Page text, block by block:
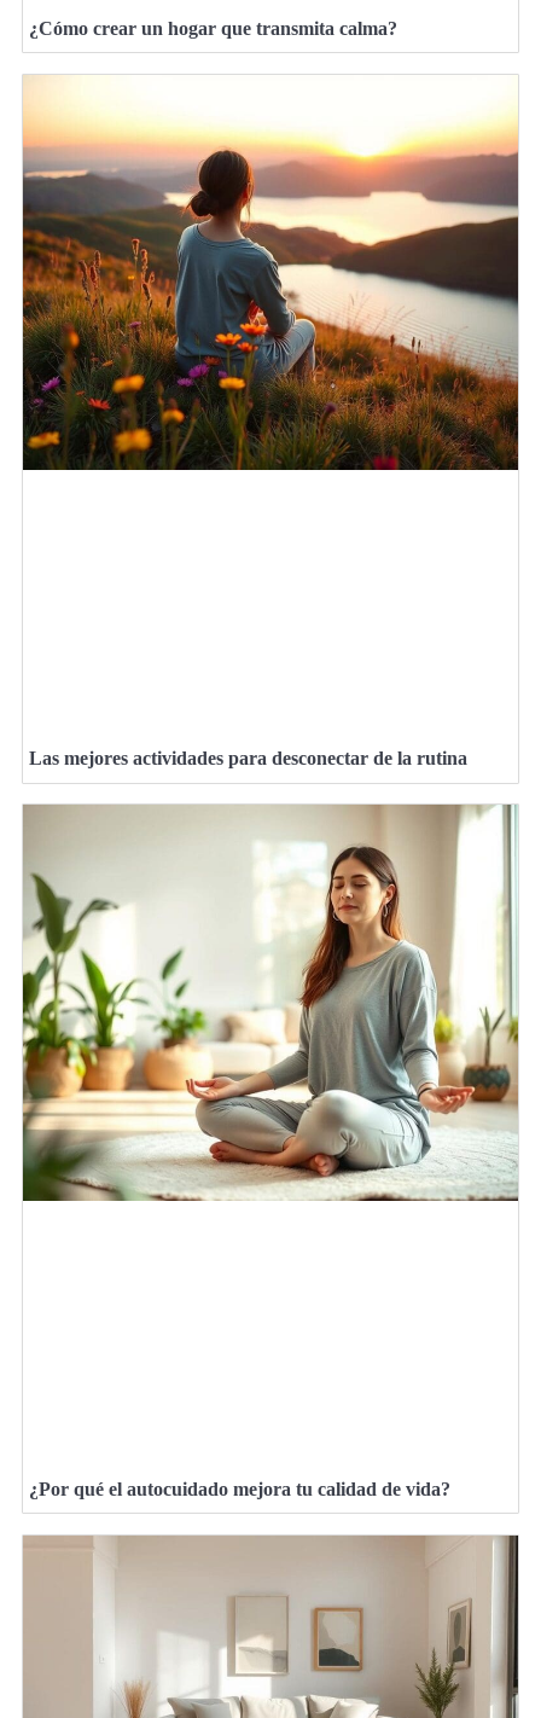
¿Cómo crear un hogar que transmita calma?
Las mejores actividades para desconectar de la rutina
¿Por qué el autocuidado mejora tu calidad de vida?